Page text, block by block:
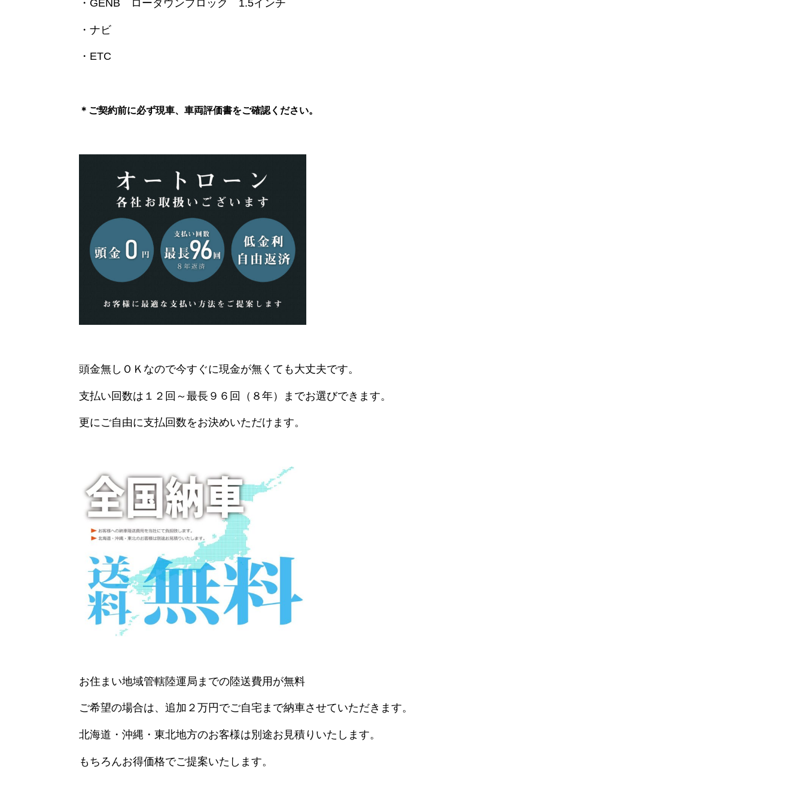
・GENB ローダウンブロック 1.5インチ
・ナビ
・ETC
＊ご契約前に必ず現車、車両評価書をご確認ください。
頭金無しＯＫなので今すぐに現金が無くても大丈夫です。
支払い回数は１２回～最長９６回（８年）までお選びできます。
更にご自由に支払回数をお決めいただけます。
お住まい地域管轄陸運局までの陸送費用が無料
ご希望の場合は、追加２万円でご自宅まで納車させていただきます。
北海道・沖縄・東北地方のお客様は別途お見積りいたします。
もちろんお得価格でご提案いたします。